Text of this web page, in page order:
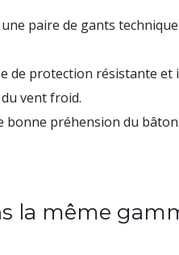
paire de gants
de protection résistante et
vent froid.
bonne préhension du bâton.
la même